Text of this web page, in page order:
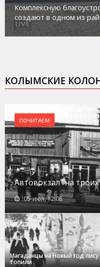
Комплексную
создают в одном из
КОЛЫМСКИЕ
ПОЧИТАЕМ
Автовокзал "на
05-июл, 12:08
Магаданцы на Новый год лису
топили